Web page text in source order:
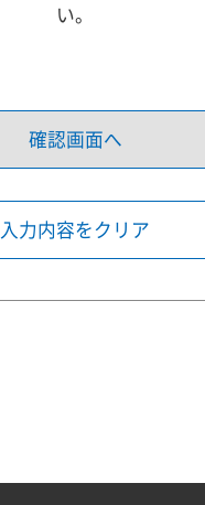
い。
確認画面へ
入力内容をクリア